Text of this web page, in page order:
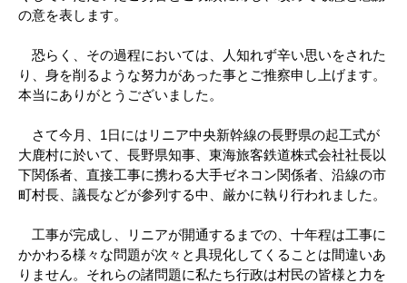
の意を表します。
恐らく、その過程においては、人知れず辛い思いをされた
り、身を削るような努力があった事とご推察申し上げます。
本当にありがとうございました。
さて今月、1日にはリニア中央新幹線の長野県の起工式が
大鹿村に於いて、長野県知事、東海旅客鉄道株式会社社長以
下関係者、直接工事に携わる大手ゼネコン関係者、沿線の市
町村長、議長などが参列する中、厳かに執り行われました。
工事が完成し、リニアが開通するまでの、十年程は工事に
かかわる様々な問題が次々と具現化してくることは間違いあ
りません。それらの諸問題に私たち行政は村民の皆様と力を